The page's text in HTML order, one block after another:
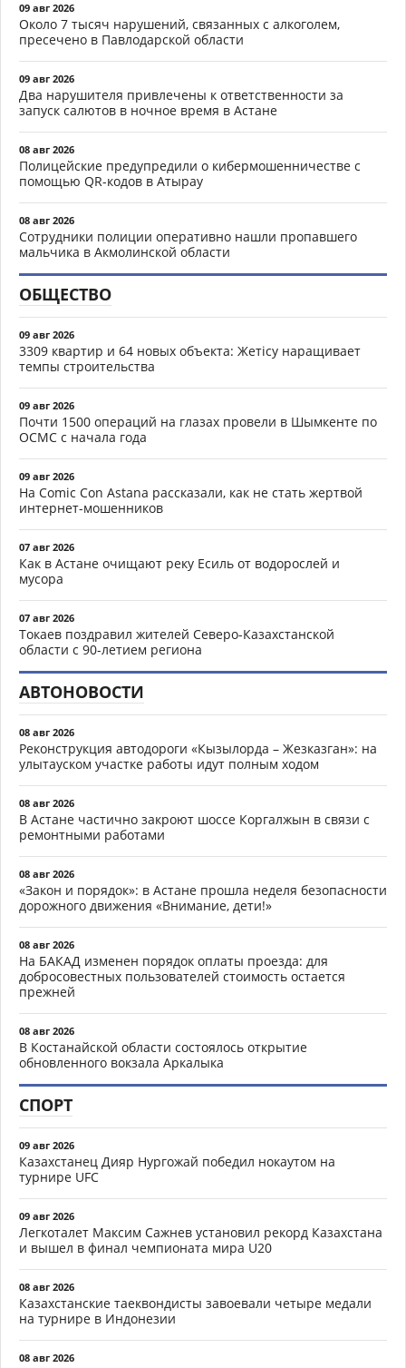
09 авг 2026
Около 7 тысяч нарушений, связанных с алкоголем,
пресечено в Павлодарской области
09 авг 2026
Два нарушителя привлечены к ответственности за
запуск салютов в ночное время в Астане
08 авг 2026
Полицейские предупредили о кибермошенничестве с
помощью QR-кодов в Атырау
08 авг 2026
Сотрудники полиции оперативно нашли пропавшего
мальчика в Акмолинской области
ОБЩЕСТВО
09 авг 2026
3309 квартир и 64 новых объекта: Жетісу наращивает
темпы строительства
09 авг 2026
Почти 1500 операций на глазах провели в Шымкенте по
ОСМС с начала года
09 авг 2026
На Comic Con Astana рассказали, как не стать жертвой
интернет-мошенников
07 авг 2026
Как в Астане очищают реку Есиль от водорослей и
мусора
07 авг 2026
Токаев поздравил жителей Северо-Казахстанской
области с 90-летием региона
АВТОНОВОСТИ
08 авг 2026
Реконструкция автодороги «Кызылорда – Жезказган»: на
улытауском участке работы идут полным ходом
08 авг 2026
В Астане частично закроют шоссе Коргалжын в связи с
ремонтными работами
08 авг 2026
«Закон и порядок»: в Астане прошла неделя безопасности
дорожного движения «Внимание, дети!»
08 авг 2026
На БАКАД изменен порядок оплаты проезда: для
добросовестных пользователей стоимость остается
прежней
08 авг 2026
В Костанайской области состоялось открытие
обновленного вокзала Аркалыка
СПОРТ
09 авг 2026
Казахстанец Дияр Нургожай победил нокаутом на
турнире UFC
09 авг 2026
Легкоталет Максим Сажнев установил рекорд Казахстана
и вышел в финал чемпионата мира U20
08 авг 2026
Казахстанские таеквондисты завоевали четыре медали
на турнире в Индонезии
08 авг 2026